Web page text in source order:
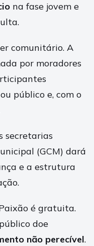
na fase jovem e
comunitário. A
por moradores
público e, com o
secretarias
(GCM) dará
e a estrutura
é gratuita.
doe
não perecível.